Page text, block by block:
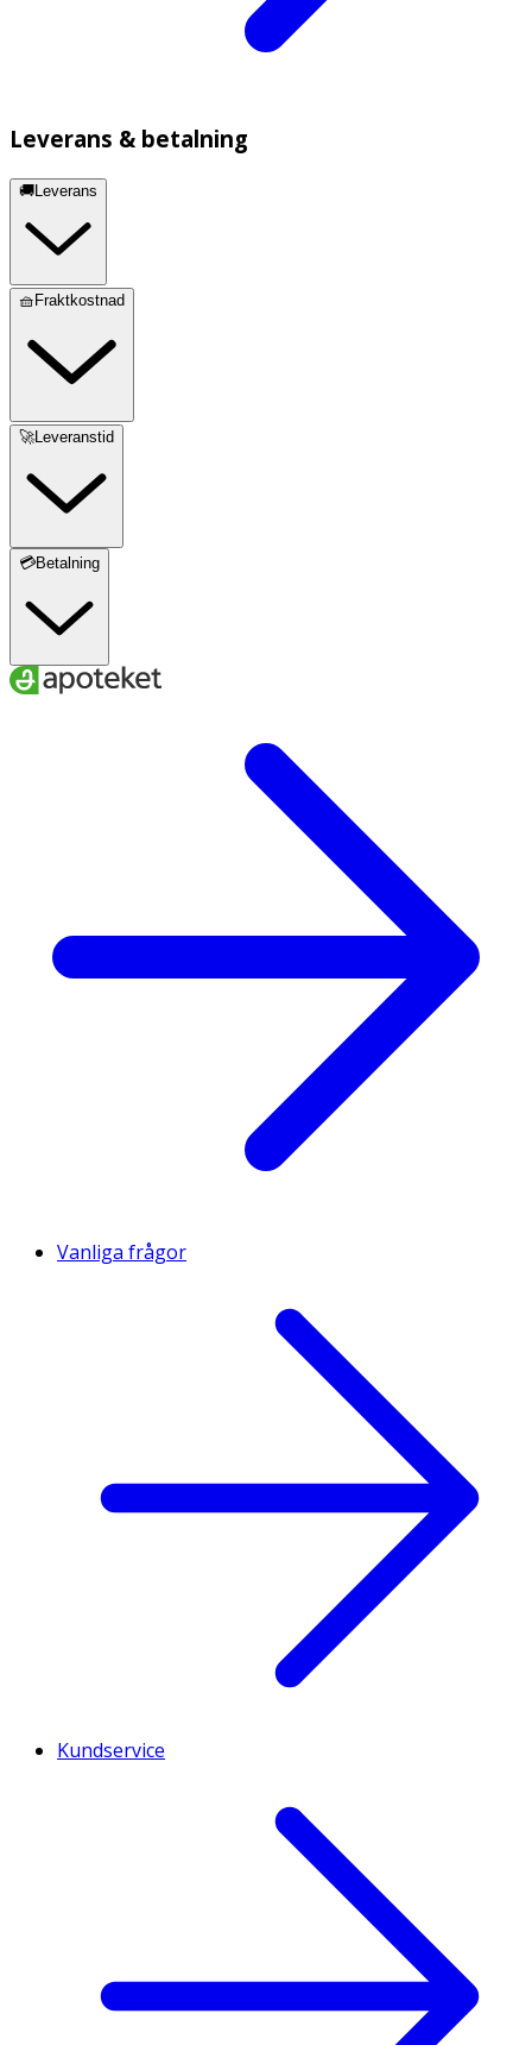
Leverans & betalning
🚚Leverans
🧺Fraktkostnad
🚀Leveranstid
💳Betalning
Vanliga frågor
Kundservice